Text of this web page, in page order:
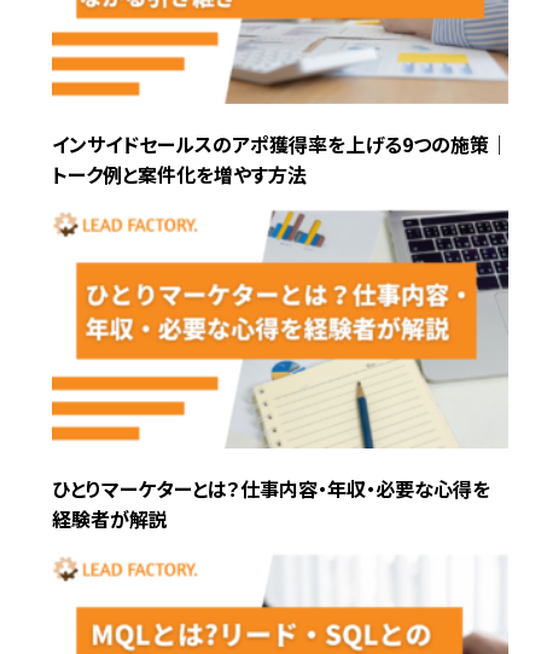
インサイドセールスのアポ獲得率を上げる9つの施策｜
トーク例と案件化を増やす方法
ひとりマーケターとは？仕事内容・年収・必要な心得を
経験者が解説